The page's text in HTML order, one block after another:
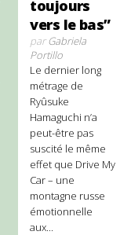
toujours
vers le bas”
parGabriela
Portillo
Le dernier long
métrage de
Ryûsuke
Hamaguchi n’a
peut-être pas
suscité le même
effet que Drive My
Car – une
montagne russe
émotionnelle
aux...